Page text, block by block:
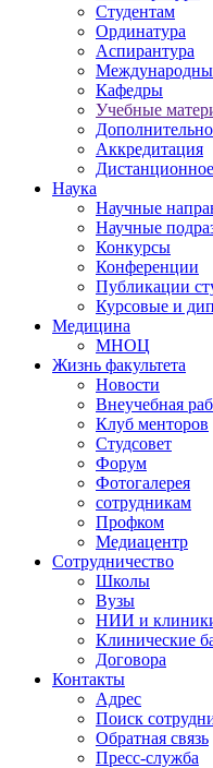
Студентам
Ординатура
Аспирантура
Кафедры
Учебные
Аккредитация
Наука
Научные
Научные
Конкурсы
Конференции
Публикации
Курсовые и
Медицина
МНОЦ
Жизнь факультета
Новости
Внеучебная
Клуб менторов
Студсовет
Форум
Фотогалерея
сотрудникам
Профком
Медиацентр
Сотрудничество
Школы
Вузы
НИИ и
Клинические
Договора
Контакты
Адрес
Поиск
Обратная связь
Пресс-служба